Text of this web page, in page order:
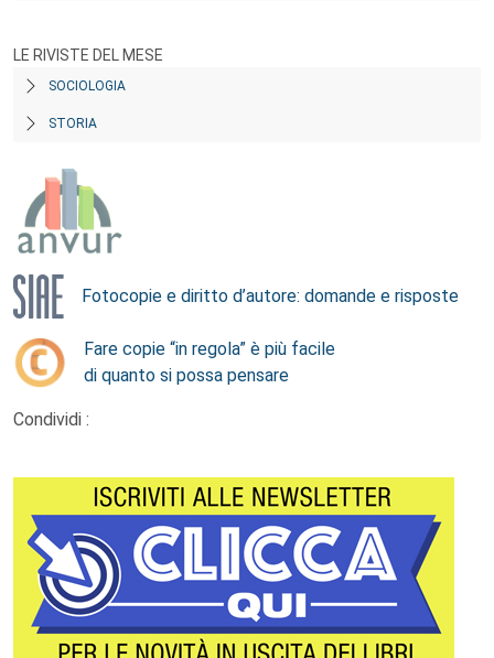
LE RIVISTE DEL MESE
SOCIOLOGIA
STORIA
Fotocopie e diritto d’autore: domande e risposte
Fare copie “in regola” è più facile
di quanto si possa pensare
Condividi :